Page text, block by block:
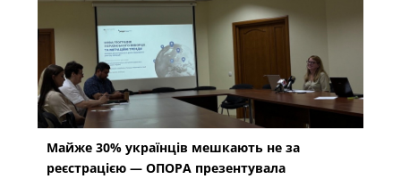
Майже 30% українців мешкають не за
реєстрацією — ОПОРА презентувала